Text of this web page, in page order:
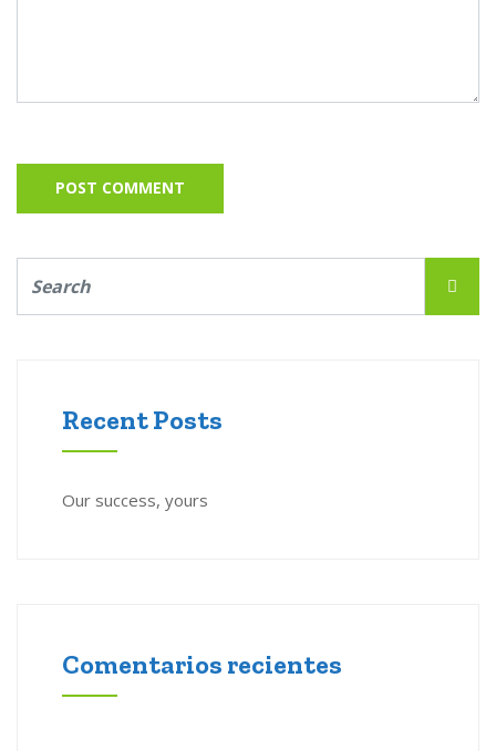
Recent Posts
Our success, yours
Comentarios recientes